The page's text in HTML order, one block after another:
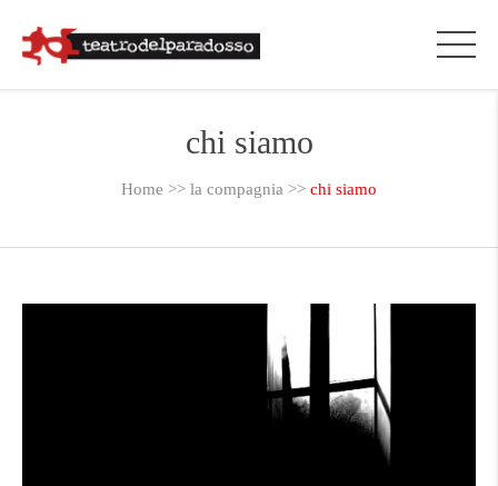
chi siamo
Home >> la compagnia >> chi siamo